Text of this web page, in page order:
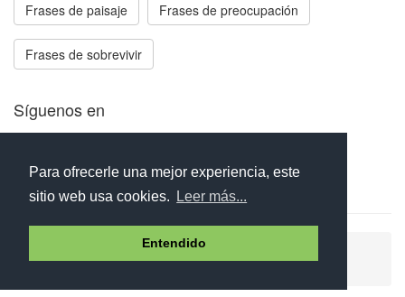
Para ofrecerle una mejor experiencia, este
sitio web usa cookies.
Leer más...
Entendido
Frases de paisaje Frases de preocupación
Frases de sobrevivir
Síguenos en
Aviso legal